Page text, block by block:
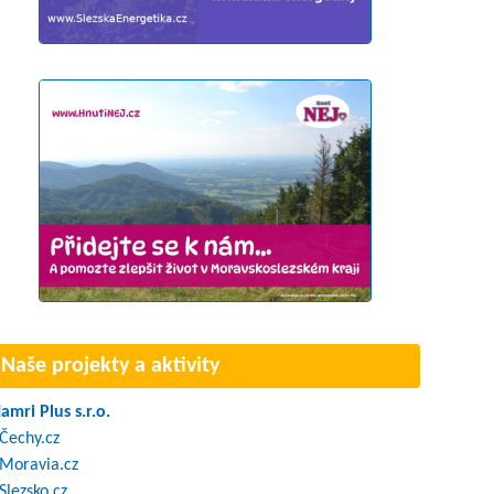
Naše projekty a aktivity
Plus s.r.o.